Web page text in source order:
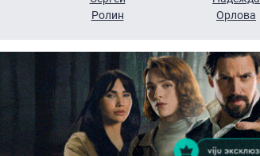
Ролин
Орлова